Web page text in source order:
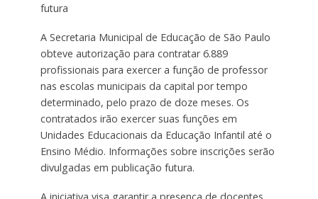
futura
A Secretaria Municipal de Educação de São Paulo
obteve autorização para contratar 6.889
profissionais para exercer a função de professor
nas escolas municipais da capital por tempo
determinado, pelo prazo de doze meses. Os
contratados irão exercer suas funções em
Unidades Educacionais da Educação Infantil até o
Ensino Médio. Informações sobre inscrições serão
divulgadas em publicação futura.
A iniciativa visa garantir a presença de docentes